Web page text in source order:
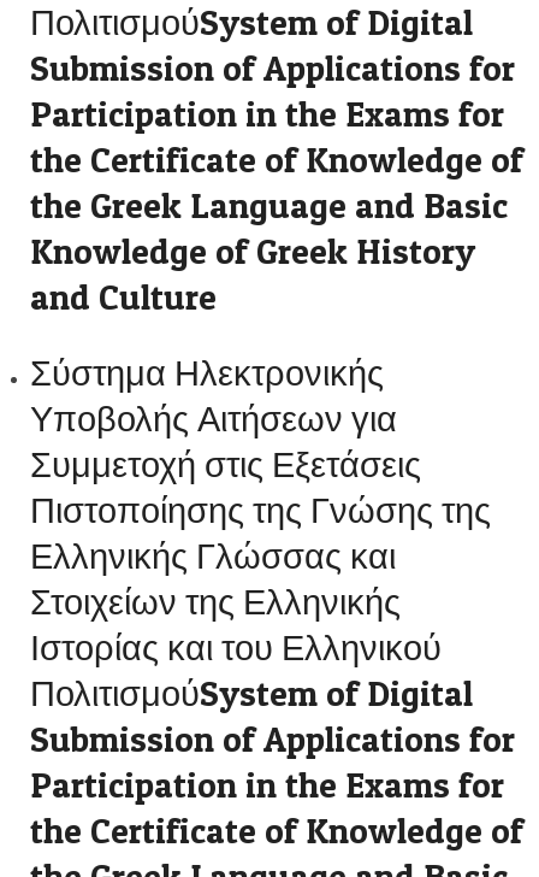
ΠολιτισμούSystem of Digital
Submission of Applications for
Participation in the Exams for
the Certificate of Knowledge of
the Greek Language and Basic
Knowledge of Greek History
and Culture
Σύστημα Ηλεκτρονικής
Υποβολής Αιτήσεων για
Συμμετοχή στις Εξετάσεις
Πιστοποίησης της Γνώσης της
Ελληνικής Γλώσσας και
Στοιχείων της Ελληνικής
Ιστορίας και του Ελληνικού
ΠολιτισμούSystem of Digital
Submission of Applications for
Participation in the Exams for
the Certificate of Knowledge of